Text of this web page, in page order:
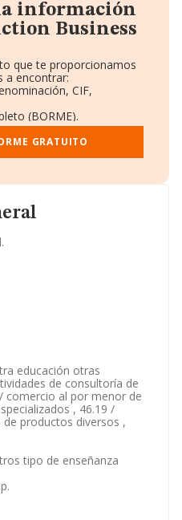
educación otras
de consultoría de
comercio al por menor de
, 46.19 /
productos diversos ,
tipo de enseñanza
información
Business
que te proporcionamos
a encontrar:
CIF,
(BORME).
y Empleados.
y Administradores.
complementaria.
GRATUITO